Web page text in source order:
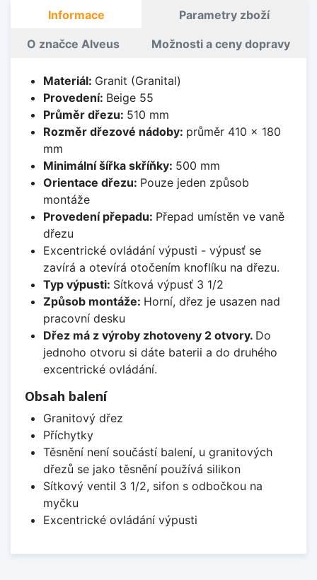
Informace Parametry zboží
O značce Alveus Možnosti a ceny dopravy
Materiál: Granit (Granital)
Provedení: Beige 55
Průměr dřezu: 510 mm
Rozměr dřezové nádoby: průměr 410 x 180
mm
Minimální šířka skříňky: 500 mm
Orientace dřezu: Pouze jeden způsob
montáže
Provedení přepadu: Přepad umístěn ve vaně
dřezu
Excentrické ovládání výpusti - výpusť se
zavírá a otevírá otočením knoflíku na dřezu.
Typ výpusti: Sítková výpusť 3 1/2
Způsob montáže: Horní, dřez je usazen nad
pracovní desku
Dřez má z výroby zhotoveny 2 otvory. Do
jednoho otvoru si dáte baterii a do druhého
excentrické ovládání.
Obsah balení
Granitový dřez
Příchytky
Těsnění není součástí balení, u granitových
dřezů se jako těsnění používá silikon
Sítkový ventil 3 1/2, sifon s odbočkou na
myčku
Excentrické ovládání výpusti